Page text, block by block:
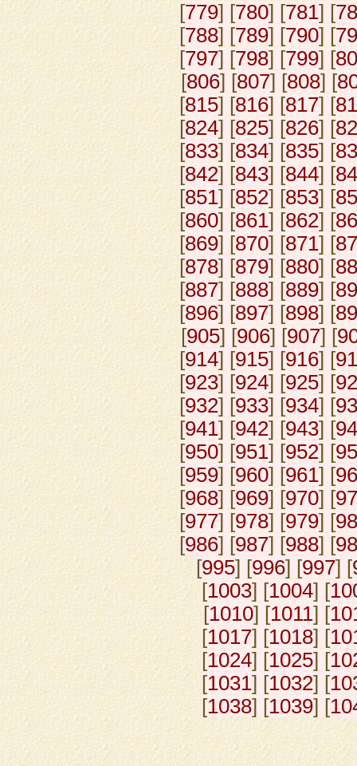
[779] [780] [781] [
[788] [789] [790] [
[797] [798] [799] [
[806] [807] [808] [
[815] [816] [817] [
[824] [825] [826] [
[833] [834] [835] [
[842] [843] [844] [
[851] [852] [853] [
[860] [861] [862] [
[869] [870] [871] [
[878] [879] [880] [
[887] [888] [889] [
[896] [897] [898] [
[905] [906] [907] [
[914] [915] [916] [
[923] [924] [925] [
[932] [933] [934] [
[941] [942] [943] [
[950] [951] [952] [
[959] [960] [961] [
[968] [969] [970] [
[977] [978] [979] [
[986] [987] [988] [
[995] [996] [997] [
[1003] [1004] [
[1010] [1011] [
[1017] [1018] [
[1024] [1025] [
[1031] [1032] [
[1038] [1039] [